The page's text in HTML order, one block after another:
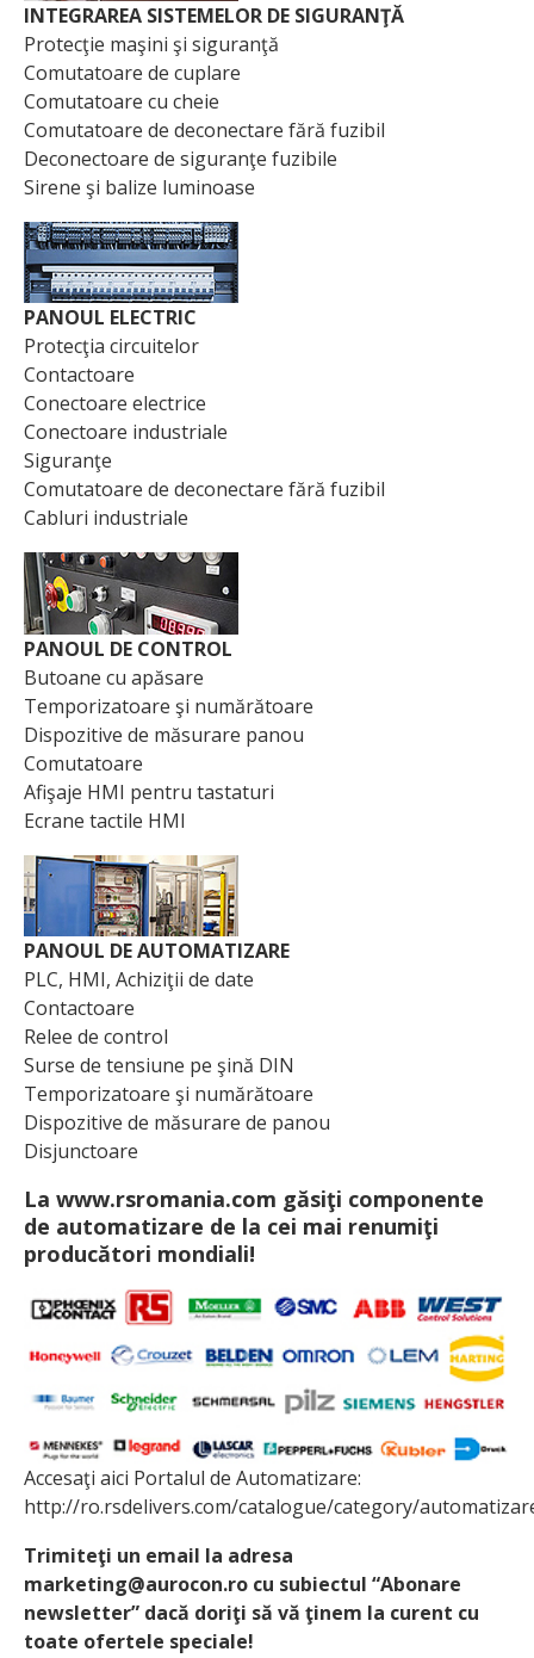
INTEGRAREA SISTEMELOR DE SIGURANŢĂ
Protecţie maşini şi siguranţă
Comutatoare de cuplare
Comutatoare cu cheie
Comutatoare de deconectare fără fuzibil
Deconectoare de siguranţe fuzibile
Sirene şi balize luminoase
PANOUL ELECTRIC
Protecţia circuitelor
Contactoare
Conectoare electrice
Conectoare industriale
Siguranţe
Comutatoare de deconectare fără fuzibil
Cabluri industriale
PANOUL DE CONTROL
Butoane cu apăsare
Temporizatoare şi numărătoare
Dispozitive de măsurare panou
Comutatoare
Afişaje HMI pentru tastaturi
Ecrane tactile HMI
PANOUL DE AUTOMATIZARE
PLC, HMI, Achiziţii de date
Contactoare
Relee de control
Surse de tensiune pe şină DIN
Temporizatoare şi numărătoare
Dispozitive de măsurare de panou
Disjunctoare
La www.rsromania.com găsiţi componente
de automatizare de la cei mai renumiţi
producători mondiali!
Accesaţi aici Portalul de Automatizare:
http://ro.rsdelivers.com/catalogue/category/
Trimiteţi un email la adresa
marketing@aurocon.ro cu subiectul “Abonare
newsletter” dacă doriţi să vă ţinem la curent cu
toate ofertele speciale!